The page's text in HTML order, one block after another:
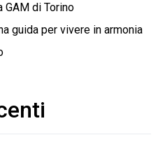
GAM di Torino
guida per vivere in armonia